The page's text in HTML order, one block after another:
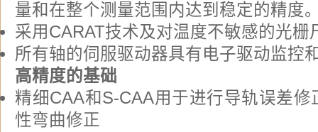
量和在整个测量范围内达到稳定的精度
采用CARAT技术及对温度不敏感的光栅
所有轴的伺服驱动器具有电子驱动监控
高精度的基础
精细CAA和S-CAA用于进行导轨误差
性弯曲修正